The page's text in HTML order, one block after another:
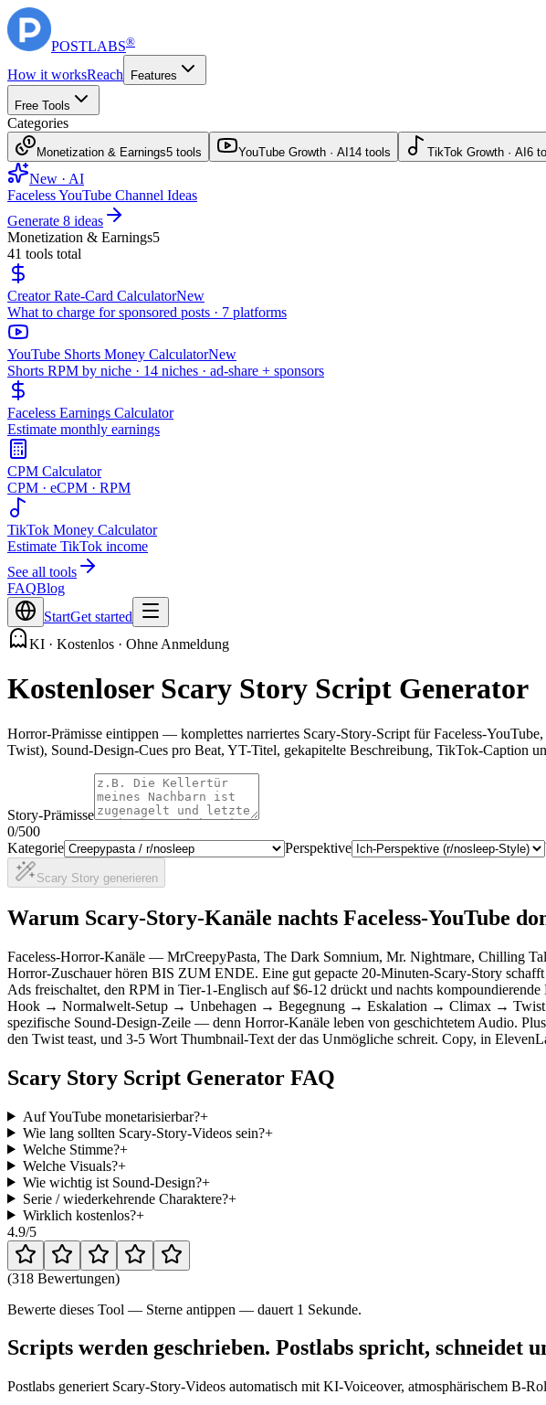
POSTLABS®
How it worksReach Features
Free Tools
Categories
Monetization & Earnings5 tools YouTube Growth · AI 14 tools TikTok Growth · AI 6
New · AI
Faceless YouTube Channel Ideas
Generate 8 ideas
Monetization & Earnings5
41 tools total
Creator Rate-Card CalculatorNew
What to charge for sponsored posts · 7 platforms
YouTube Shorts Money CalculatorNew
Shorts RPM by niche · 14 niches · ad-share + sponsors
Faceless Earnings Calculator
Estimate monthly earnings
CPM Calculator
CPM · eCPM · RPM
TikTok Money Calculator
Estimate TikTok income
See all tools
FAQBlog
StartGet started
KI · Kostenlos · Ohne Anmeldung
Kostenloser Scary Story Script Generator
Horror-Prämisse eintippen — komplettes narriertes Scary-Story-Script für Faceless-
Twist), Sound-Design-Cues pro Beat, YT-Titel, gekapitelte Beschreibung, TikTok-Caption
Story-Prämisse
0/500
Kategorie
Perspektive
Scary Story generieren
Warum Scary-Story-Kanäle nachts Faceless-YouTube
Faceless-Horror-Kanäle — MrCreepyPasta, The Dark Somnium, Mr. Nightmare, Chilling
Horror-Zuschauer hören BIS ZUM ENDE. Eine gut gepacte 20-Minuten-Scary-Story
Ads freischaltet, den RPM in Tier-1-Englisch auf $6-12 drückt und nachts
Hook → Normalwelt-Setup → Unbehagen → Begegnung → Eskalation → Climax → Twist →
spezifische Sound-Design-Zeile — denn Horror-Kanäle leben von geschichtetem Audio.
den Twist teast, und 3-5 Wort Thumbnail-Text der das Unmögliche schreit. Copy, in
Scary Story Script Generator FAQ
Auf YouTube monetarisierbar?+
Wie lang sollten Scary-Story-Videos sein?+
Welche Stimme?+
Welche Visuals?+
Wie wichtig ist Sound-Design?+
Serie / wiederkehrende Charaktere?+
Wirklich kostenlos?+
4.9/5
(318 Bewertungen)
Bewerte dieses Tool — Sterne antippen — dauert 1 Sekunde.
Scripts werden geschrieben. Postlabs spricht, schneidet
Postlabs generiert Scary-Story-Videos automatisch mit KI-Voiceover, atmosphärischem